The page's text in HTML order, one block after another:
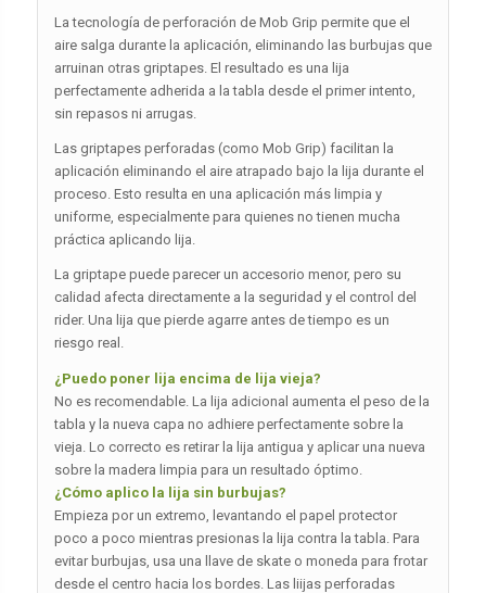
La tecnología de perforación de Mob Grip permite que el
aire salga durante la aplicación, eliminando las burbujas que
arruinan otras griptapes. El resultado es una lija
perfectamente adherida a la tabla desde el primer intento,
sin repasos ni arrugas.
Las griptapes perforadas (como Mob Grip) facilitan la
aplicación eliminando el aire atrapado bajo la lija durante el
proceso. Esto resulta en una aplicación más limpia y
uniforme, especialmente para quienes no tienen mucha
práctica aplicando lija.
La griptape puede parecer un accesorio menor, pero su
calidad afecta directamente a la seguridad y el control del
rider. Una lija que pierde agarre antes de tiempo es un
riesgo real.
¿Puedo poner lija encima de lija vieja?
No es recomendable. La lija adicional aumenta el peso de la
tabla y la nueva capa no adhiere perfectamente sobre la
vieja. Lo correcto es retirar la lija antigua y aplicar una nueva
sobre la madera limpia para un resultado óptimo.
¿Cómo aplico la lija sin burbujas?
Empieza por un extremo, levantando el papel protector
poco a poco mientras presionas la lija contra la tabla. Para
evitar burbujas, usa una llave de skate o moneda para frotar
desde el centro hacia los bordes. Las liijas perforadas